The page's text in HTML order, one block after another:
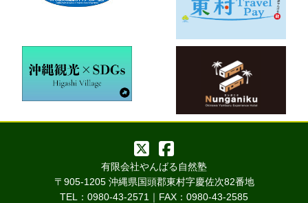
有限会社やんばる自然塾
〒905-1205 沖縄県国頭郡東村字慶佐次82番地
TEL：0980-43-2571｜FAX：0980-43-2585